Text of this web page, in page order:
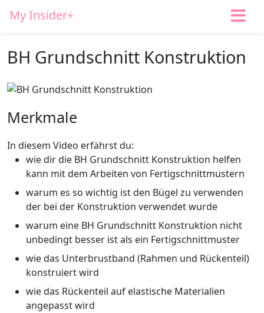
My Insider+
BH Grundschnitt Konstruktion
Merkmale
In diesem Video erfährst du:
wie dir die BH Grundschnitt Konstruktion helfen
kann mit dem Arbeiten von Fertigschnittmustern
warum es so wichtig ist den Bügel zu verwenden
der bei der Konstruktion verwendet wurde
warum eine BH Grundschnitt Konstruktion nicht
unbedingt besser ist als ein Fertigschnittmuster
wie das Unterbrustband (Rahmen und Rückenteil)
konstruiert wird
wie das Rückenteil auf elastische Materialien
angepasst wird